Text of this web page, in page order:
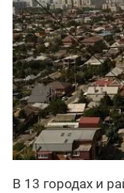
В 13 городах и